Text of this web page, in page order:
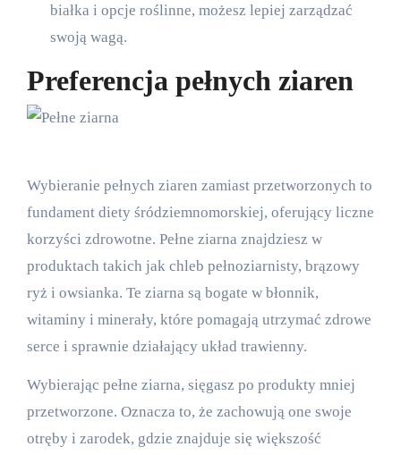
białka i opcje roślinne, możesz lepiej zarządzać
swoją wagą.
Preferencja pełnych ziaren
Wybieranie pełnych ziaren zamiast przetworzonych to
fundament diety śródziemnomorskiej, oferujący liczne
korzyści zdrowotne. Pełne ziarna znajdziesz w
produktach takich jak chleb pełnoziarnisty, brązowy
ryż i owsianka. Te ziarna są bogate w błonnik,
witaminy i minerały, które pomagają utrzymać zdrowe
serce i sprawnie działający układ trawienny.
Wybierając pełne ziarna, sięgasz po produkty mniej
przetworzone. Oznacza to, że zachowują one swoje
otręby i zarodek, gdzie znajduje się większość